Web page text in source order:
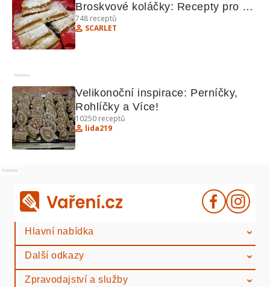
Broskvové koláčky: Recepty pro
sladké i slané chvíle
748 receptů
SCARLET
Reklama
Velikonoční inspirace: Perníčky,
Rohlíčky a Více!
10250 receptů
lida219
Reklama
Hlavní nabídka
Další odkazy
Zpravodajství a služby